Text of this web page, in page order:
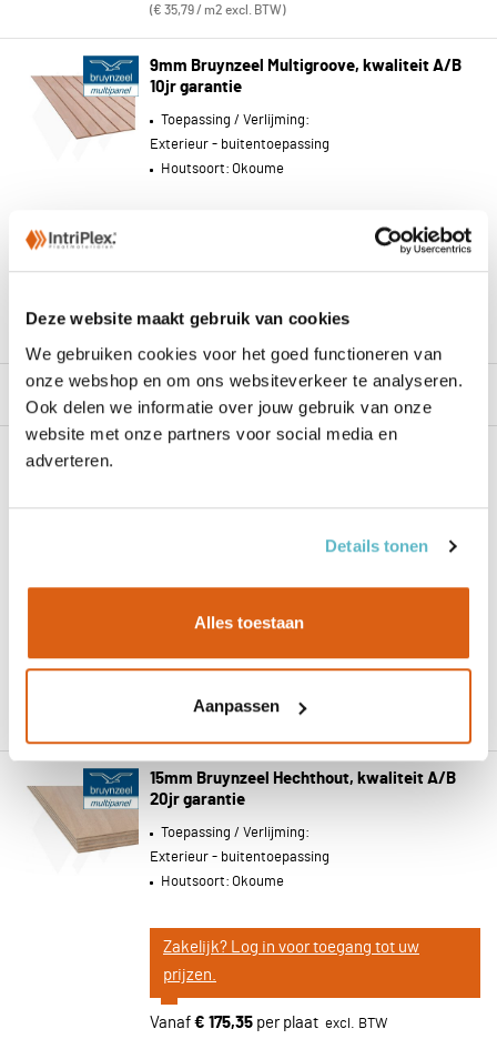
Deze website maakt gebruik van cookies
We gebruiken cookies voor het goed functioneren van
onze webshop en om ons websiteverkeer te analyseren.
Ook delen we informatie over jouw gebruik van onze
website met onze partners voor social media en
adverteren.
Details tonen
Alles toestaan
Aanpassen
€ 35,79 / m2 excl. BTW
9mm Bruynzeel Multigroove, kwaliteit A/B
10jr garantie
Toepassing / Verlijming:
Exterieur - buitentoepassing
Houtsoort: Okoume
Zakelijk? Log in voor toegang tot uw
Vanaf € 143,76
Toepassing / Verlijming:
Zakelijk? Log in voor toegang tot uw
€ 173,07 per plaat
15mm Bruynzeel Hechthout, kwaliteit A/B
20jr garantie
Toepassing / Verlijming:
Exterieur - buitentoepassing
Houtsoort: Okoume
Zakelijk? Log in voor toegang tot uw
prijzen.
Vanaf € 175,35 per plaat